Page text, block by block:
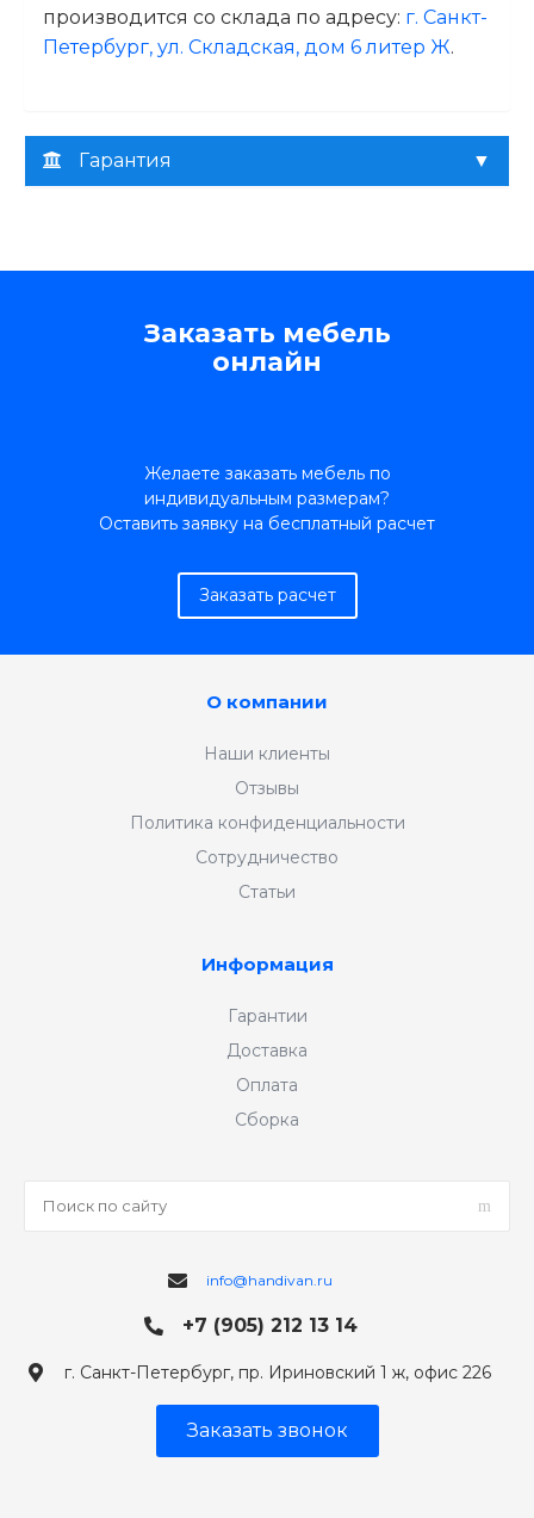
производится со склада по адресу: г. Санкт-
Петербург, ул. Складская, дом 6 литер Ж.
Гарантия
Заказать мебель
онлайн
Желаете заказать мебель по
индивидуальным размерам?
Оставить заявку на бесплатный расчет
Заказать расчет
О компании
Наши клиенты
Отзывы
Политика конфиденциальности
Сотрудничество
Статьи
Информация
Гарантии
Доставка
Оплата
Сборка
info@handivan.ru
+7 (905) 212 13 14
г. Санкт-Петербург, пр. Ириновский 1 ж, офис 226
Заказать звонок